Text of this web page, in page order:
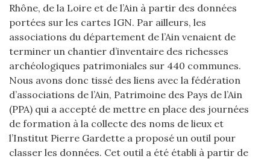
Rhône, de la Loire et de l’Ain à partir des données
portées sur les cartes IGN. Par ailleurs, les
associations du département de l’Ain venaient de
terminer un chantier d’inventaire des richesses
archéologiques patrimoniales sur 440 communes.
Nous avons donc tissé des liens avec la fédération
d’associations de l’Ain, Patrimoine des Pays de l’Ain
(PPA) qui a accepté de mettre en place des journées
de formation à la collecte des noms de lieux et
l’Institut Pierre Gardette a proposé un outil pour
classer les données. Cet outil a été établi à partir de